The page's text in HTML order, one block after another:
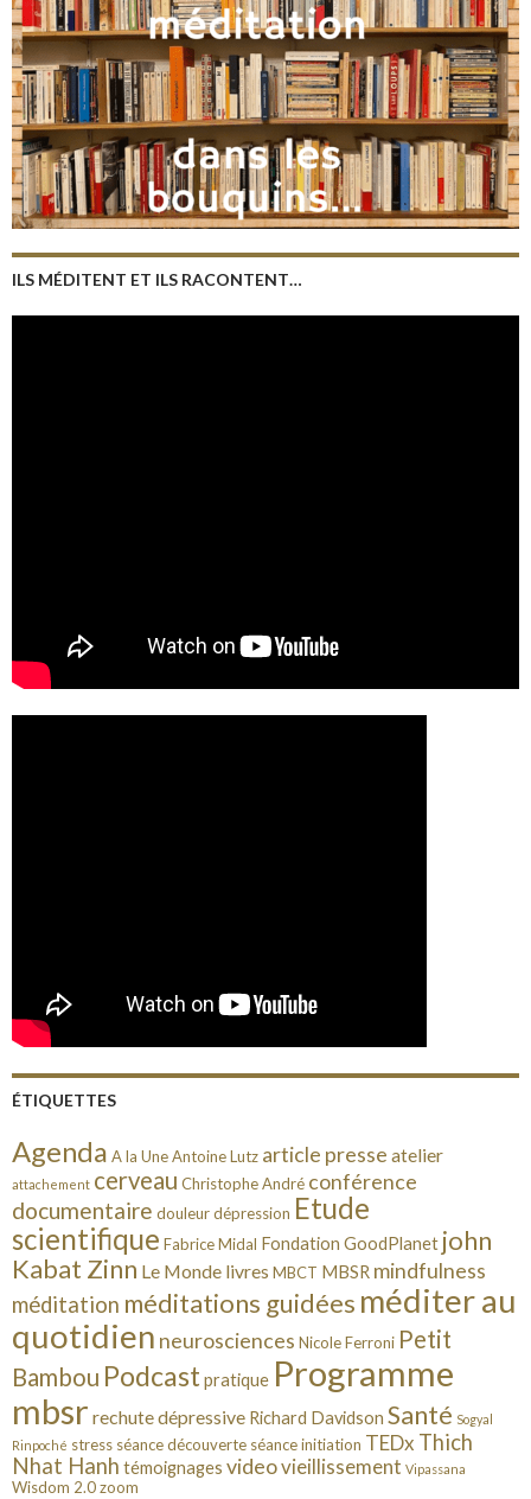
ILS MÉDITENT ET ILS RACONTENT…
ÉTIQUETTES
Agenda A la UneAntoine Lutz article presse atelier
attachement cerveau Christophe André conférence
documentaire douleurdépression Etude
scientifique Fabrice Midal Fondation GoodPlanet john
Kabat Zinn Le Monde livres MBCT MBSR mindfulness
méditation méditations guidées méditer au
quotidien neurosciences Nicole Ferroni Petit
Bambou Podcast pratique Programme
mbsr rechute dépressive Richard Davidson Santé Sogyal
Rinpoché stress séance découverte séance initiation TEDx Thich
Nhat Hanh témoignages videovieillissement Vipassana
Wisdom 2.0zoom